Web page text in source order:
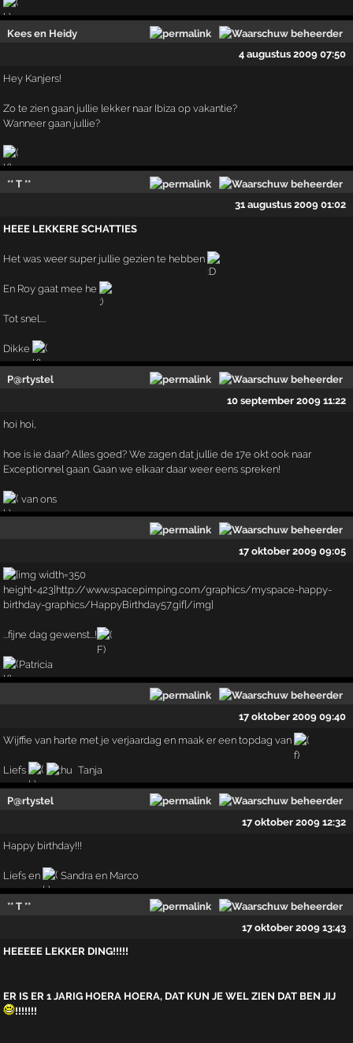
Kees en Heidy
4 augustus 2009 07:50
Hey Kanjers!
Zo te zien gaan jullie lekker naar Ibiza op vakantie?
Wanneer gaan jullie?
** T **
31 augustus 2009 01:02
HEEE LEKKERE SCHATTIES
Het was weer super jullie gezien te hebben
En Roy gaat mee he
Tot snel....
Dikke
P@rtystel
10 september 2009 11:22
hoi hoi,
hoe is ie daar? Alles goed? We zagen dat jullie de 17e okt ook naar
Exceptionnel gaan. Gaan we elkaar daar weer eens spreken!
van ons
17 oktober 2009 09:05
...fijne dag gewenst...!
Patricia
17 oktober 2009 09:40
Wijffie van harte met je verjaardag en maak er een topdag van
Liefs Tanja
P@rtystel
17 oktober 2009 12:32
Happy birthday!!!
Liefs en Sandra en Marco
** T **
17 oktober 2009 13:43
HEEEEE LEKKER DING!!!!!
ER IS ER 1 JARIG HOERA HOERA, DAT KUN JE WEL ZIEN DAT BEN JIJ
!!!!!!!